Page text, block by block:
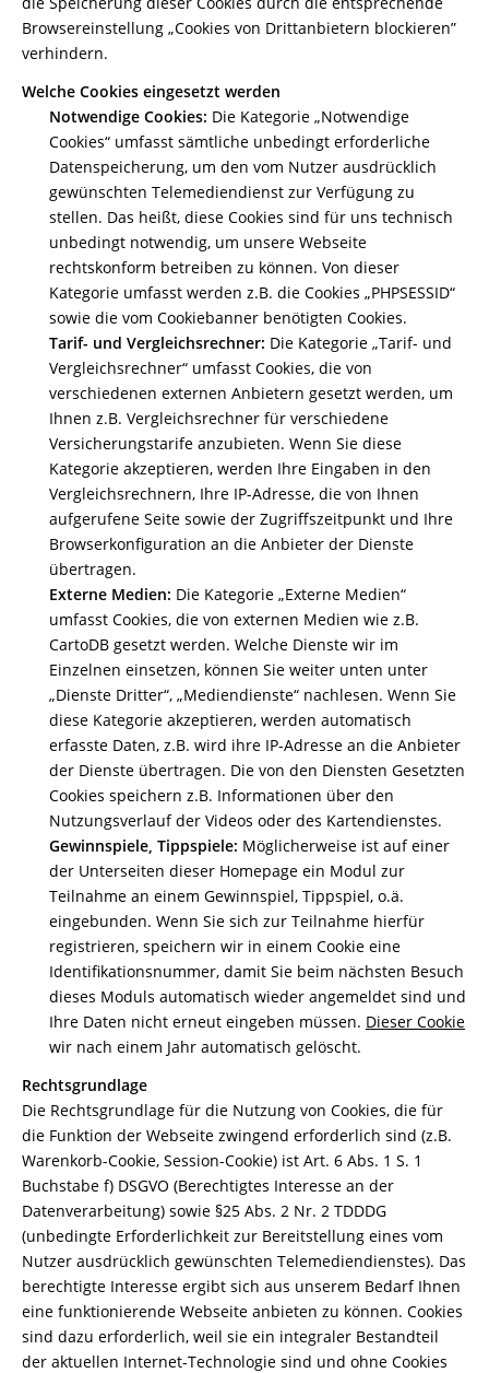
Browsereinstellung „Cookies von Drittanbietern blockieren”
verhindern.
Welche Cookies eingesetzt werden
Notwendige Cookies: Die Kategorie „Notwendige
Cookies“ umfasst sämtliche unbedingt erforderliche
Datenspeicherung, um den vom Nutzer ausdrücklich
gewünschten Telemediendienst zur Verfügung zu
stellen. Das heißt, diese Cookies sind für uns technisch
unbedingt notwendig, um unsere Webseite
rechtskonform betreiben zu können. Von dieser
Kategorie umfasst werden z.B. die Cookies „PHPSESSID“
sowie die vom Cookiebanner benötigten Cookies.
Tarif- und Vergleichsrechner: Die Kategorie „Tarif- und
Vergleichsrechner“ umfasst Cookies, die von
verschiedenen externen Anbietern gesetzt werden, um
Ihnen z.B. Vergleichsrechner für verschiedene
Versicherungstarife anzubieten. Wenn Sie diese
Kategorie akzeptieren, werden Ihre Eingaben in den
Vergleichsrechnern, Ihre IP-Adresse, die von Ihnen
aufgerufene Seite sowie der Zugriffszeitpunkt und Ihre
Browserkonfiguration an die Anbieter der Dienste
übertragen.
Externe Medien: Die Kategorie „Externe Medien“
umfasst Cookies, die von externen Medien wie z.B.
CartoDB gesetzt werden. Welche Dienste wir im
Einzelnen einsetzen, können Sie weiter unten unter
„Dienste Dritter“, „Mediendienste“ nachlesen. Wenn Sie
diese Kategorie akzeptieren, werden automatisch
erfasste Daten, z.B. wird ihre IP-Adresse an die Anbieter
der Dienste übertragen. Die von den Diensten Gesetzten
Cookies speichern z.B. Informationen über den
Nutzungsverlauf der Videos oder des Kartendienstes.
Gewinnspiele, Tippspiele: Möglicherweise ist auf einer
der Unterseiten dieser Homepage ein Modul zur
Teilnahme an einem Gewinnspiel, Tippspiel, o.ä.
eingebunden. Wenn Sie sich zur Teilnahme hierfür
registrieren, speichern wir in einem Cookie eine
Identifikationsnummer, damit Sie beim nächsten Besuch
dieses Moduls automatisch wieder angemeldet sind und
Ihre Daten nicht erneut eingeben müssen. Dieser Cookie
wir nach einem Jahr automatisch gelöscht.
Rechtsgrundlage
Die Rechtsgrundlage für die Nutzung von Cookies, die für
die Funktion der Webseite zwingend erforderlich sind (z.B.
Warenkorb-Cookie, Session-Cookie) ist Art. 6 Abs. 1 S. 1
Buchstabe f) DSGVO (Berechtigtes Interesse an der
Datenverarbeitung) sowie §25 Abs. 2 Nr. 2 TDDDG
(unbedingte Erforderlichkeit zur Bereitstellung eines vom
Nutzer ausdrücklich gewünschten Telemediendienstes). Das
berechtigte Interesse ergibt sich aus unserem Bedarf Ihnen
eine funktionierende Webseite anbieten zu können. Cookies
sind dazu erforderlich, weil sie ein integraler Bestandteil
der aktuellen Internet-Technologie sind und ohne Cookies